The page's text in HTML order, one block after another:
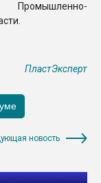
Промышленно-
ПластЭксперт
новость